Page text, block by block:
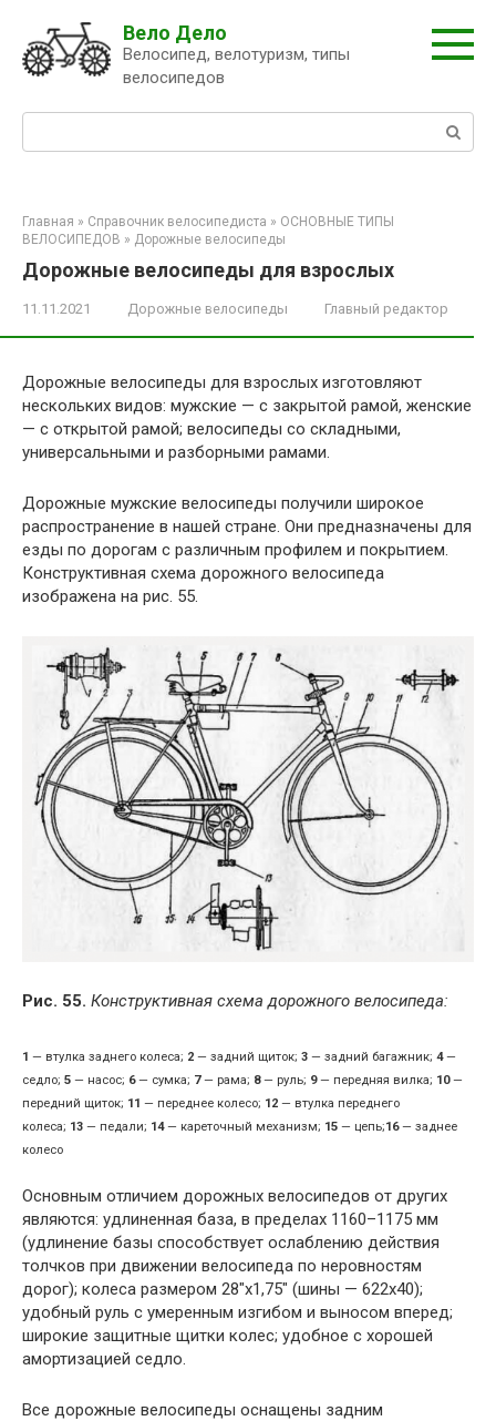
контенту
Вело Дело
Велосипед, велотуризм, типы
велосипедов
Главная » Справочник велосипедиста » ОСНОВНЫЕ ТИПЫ
ВЕЛОСИПЕДОВ » Дорожные велосипеды
Дорожные велосипеды для взрослых
11.11.2021 Дорожные велосипеды Главный редактор
Дорожные велосипеды для взрослых изготовляют
нескольких видов: мужские — с закрытой рамой, женские
— с открытой рамой; велосипеды со складными,
универсальными и разборными рамами.
Дорожные мужские велосипеды получили широкое
распространение в нашей стране. Они предназначены для
езды по дорогам с различным профилем и покрытием.
Конструктивная схема дорожного велосипеда
изображена на рис. 55.
Рис. 55. Конструктивная схема дорожного велосипеда:
1 — втулка заднего колеса; 2 — задний щиток; 3 — задний багажник; 4—
седло; 5 — насос; 6— сумка; 7— рама; 8— руль; 9— передняя вилка; 10—
передний щиток; 11 — переднее колесо; 12 — втулка переднего
колеса; 13 — педали; 14— кареточный механизм; 15 — цепь;16— заднее
колесо
Основным отличием дорожных велосипедов от других
являются: удлиненная база, в пределах 1160–1175 мм
(удлинение базы способствует ослаблению действия
толчков при движении велосипеда по неровностям
дорог); колеса размером 28″х1,75″ (шины — 622х40);
удобный руль с умеренным изгибом и выносом вперед;
широкие защитные щитки колес; удобное с хорошей
амортизацией седло.
Все дорожные велосипеды оснащены задним